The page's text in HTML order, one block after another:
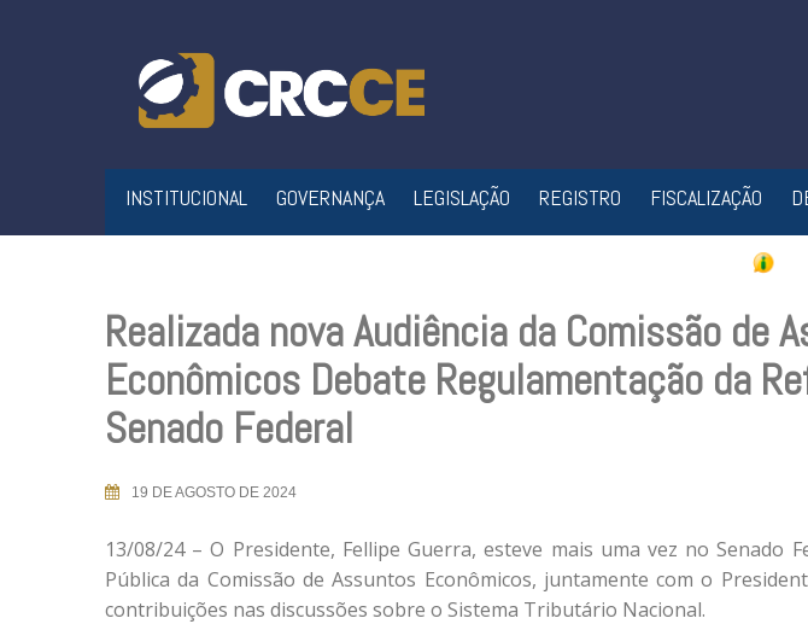
INSTITUCIONAL GOVERNANÇA LEGISLAÇÃO REGISTRO FISCALIZAÇÃO
Realizada nova Audiência da Comissão de
Econômicos Debate Regulamentação da
Senado Federal
19 DE AGOSTO DE 2024
13/08/24 – O Presidente, Fellipe Guerra, esteve mais uma vez no Senado
Pública da Comissão de Assuntos Econômicos, juntamente com o
contribuições nas discussões sobre o Sistema Tributário Nacional.